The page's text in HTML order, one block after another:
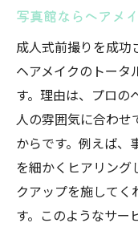
写真館ならヘアメ
成人式前撮りを成功
ヘアメイクのトータ
す。理由は、プロの
人の雰囲気に合わせ
からです。例えば、
を細かくヒアリング
クアップを施してく
す。このようなサー